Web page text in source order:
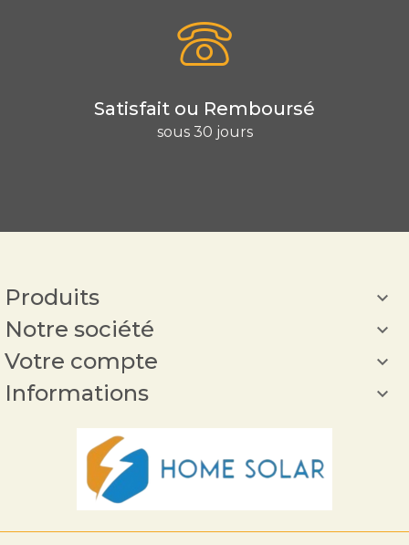
Satisfait ou Remboursé
sous 30 jours
Produits 
Notre société 
Votre compte 
Informations 